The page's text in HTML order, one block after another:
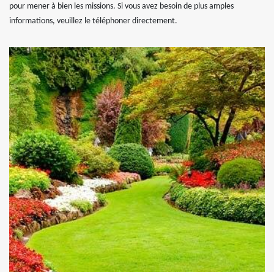
pour mener à bien les missions. Si vous avez besoin de plus amples
informations, veuillez le téléphoner directement.